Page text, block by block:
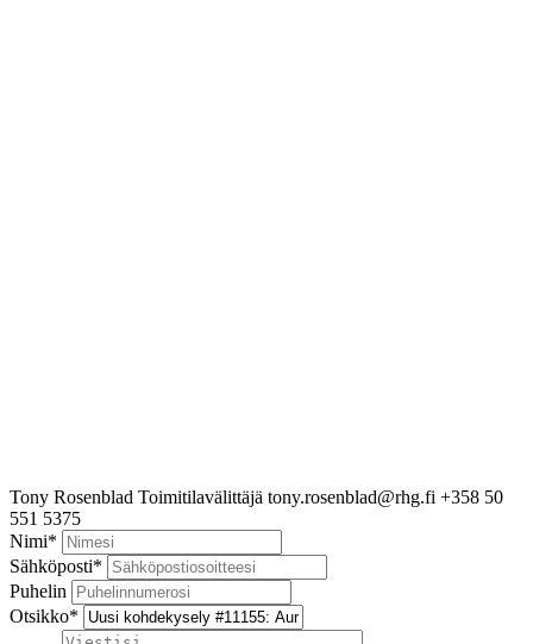
Tony Rosenblad Toimitilavälittäjä tony.rosenblad@rhg.fi +358 50
551 5375
Nimi*
Sähköposti*
Puhelin
Otsikko*